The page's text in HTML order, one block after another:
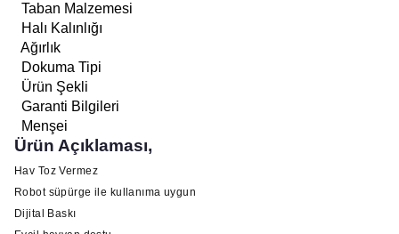
Taban Malzemesi
Halı Kalınlığı
Ağırlık
Dokuma Tipi
Ürün Şekli
Garanti Bilgileri
Menşei
Ürün Açıklaması,
Hav Toz Vermez
Robot süpürge ile kullanıma uygun
Dijital Baskı